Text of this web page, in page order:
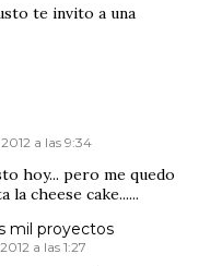
te invito a una
a las 9:34
hoy... pero me quedo
la cheese cake......
mil proyectos
a las 1:27